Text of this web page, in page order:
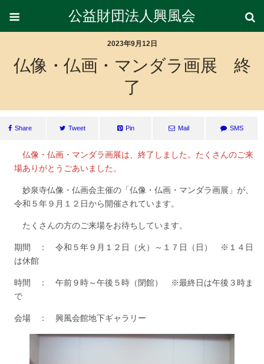
公益財団法人興風会
2023年9月12日
仏像・仏画・マンダラ画展 終
了
Share Tweet Pin Mail SMS
仏像・仏画・マンダラ画展は、終了しました。たくさんのご来
場ありがとうごあいました。
妙泉寺仏像・仏画会主催の「仏像・仏画・マンダラ画展」が、
令和５年９月１２日から開催されています。
たくさんの方のご来場をお待ちしています。
期間 ： 令和５年９月１２日（火）～１７日（日） ※１４日
は休館
時間 ： 午前９時～午後５時（閉館） ※最終日は午後３時ま
で
会場 ： 興風会館地下ギャラリー